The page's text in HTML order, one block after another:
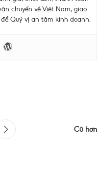
chuyển về Việt Nam, giao
Quý vị an tâm kinh doanh.
Cũ hơn